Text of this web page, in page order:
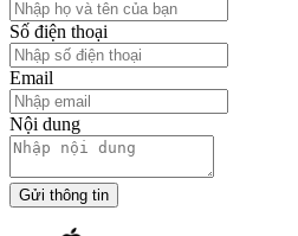
Số điện thoại
Email
Nội dung
Gửi thông tin